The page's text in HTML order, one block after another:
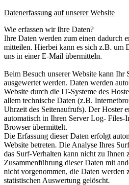
Datenerfassung auf unserer Website
Wie erfassen wir Ihre Daten?
Ihre Daten werden zum einen dadurch
mitteilen. Hierbei kann es sich z.B. um
uns in einer E-Mail übermitteln.
Beim Besuch unserer Website kann Ihr
ausgewertet werden. Daten werden
Website durch die IT-Systeme des
allem technische Daten (z.B.
Uhrzeit des Seitenaufrufs). Der Hoster
automatisch in Ihren Server Log- Files-
Browser übermittelt.
Die Erfassung dieser Daten erfolgt
Website betreten. Die Analyse Ihres
das Surf-Verhalten kann nicht zu
Zusammenführung dieser Daten mit
nicht vorgenommen, die Daten werden
statistischen Auswertung gelöscht.